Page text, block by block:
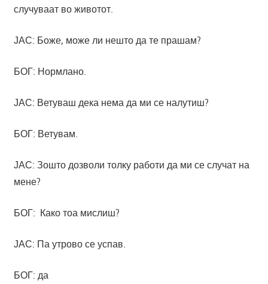
случуваат во животот.
ЈАС: Боже, може ли нешто да те прашам?
БОГ: Нормлано.
ЈАС: Ветуваш дека нема да ми се налутиш?
БОГ: Ветувам.
ЈАС: Зошто дозволи толку работи да ми се случат на
мене?
БОГ: Како тоа мислиш?
ЈАС: Па утрово се успав.
БОГ: да